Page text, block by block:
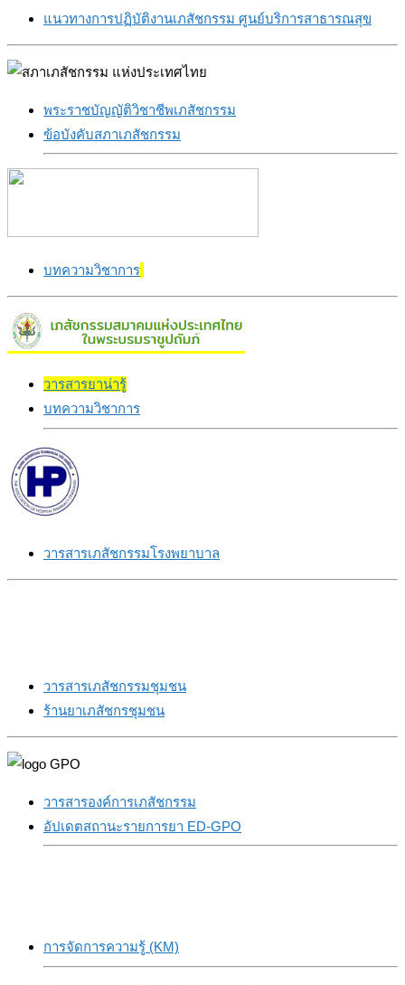
แนวทางการปฏิบัติงานเภสัชกรรม ศูนย์บริการสาธารณสุข
พระราชบัญญัติวิชาชีพเภสัชกรรม
ข้อบังคับสภาเภสัชกรรม
บทความวิชาการ
วารสารยาน่ารู้
บทความวิชาการ
วารสารเภสัชกรรมโรงพยาบาล
วารสารเภสัชกรรมชุมชน
ร้านยาเภสัชกรชุมชน
วารสารองค์การเภสัชกรรม
อัปเดตสถานะรายการยา ED-GPO
การจัดการความรู้ (KM)